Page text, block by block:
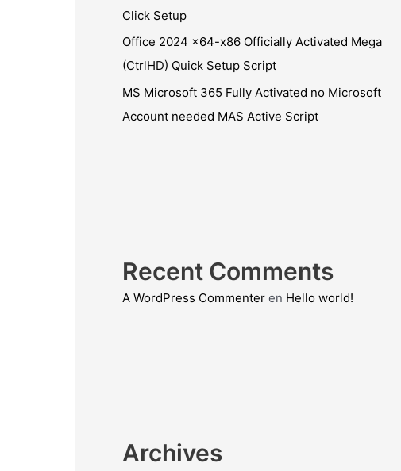
Click Setup
Office 2024 x64-x86 Officially Activated Mega
(CtrlHD) Quick Setup Script
MS Microsoft 365 Fully Activated no Microsoft
Account needed MAS Active Script
Recent Comments
A WordPress Commenteren Hello world!
Archives